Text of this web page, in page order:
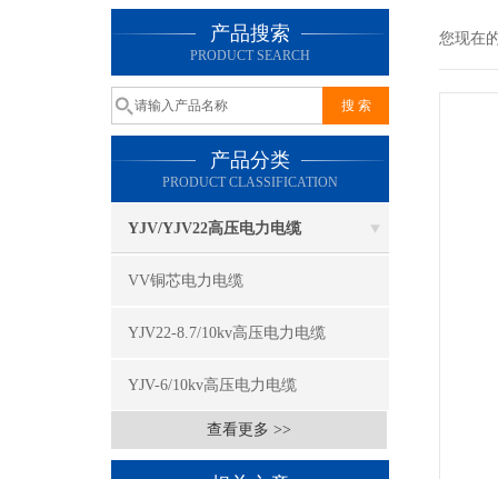
产品搜索
PRODUCT SEARCH
产品分类
PRODUCT CLASSIFICATION
YJV/YJV22高压电力电缆
VV铜芯电力电缆
YJV22-8.7/10kv高压电力电缆
YJV-6/10kv高压电力电缆
查看更多 >>
您现在